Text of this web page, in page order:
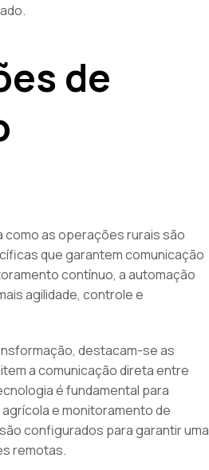
de
como as operações rurais são
que garantem comunicação
contínuo, a automação
agilidade, controle e
destacam-se as
a comunicação direta entre
é fundamental para
e monitoramento de
configurados para garantir uma
remotas.